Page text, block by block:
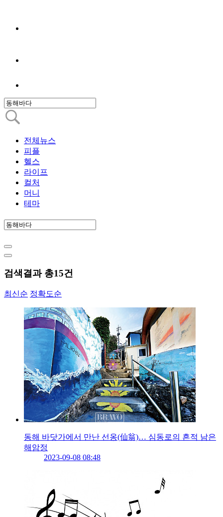
전체뉴스
피플
헬스
라이프
컬처
머니
테마
검색결과 총15건
최신순 정확도순
동해 바닷가에서 만난 선옹(仙翁)… 심동로의 흔적 남은
해암정
2023-09-08 08:48